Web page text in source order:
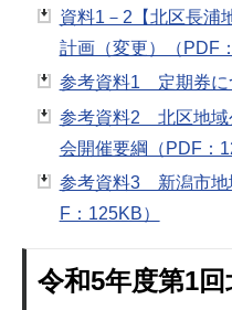
資料1－2【北区長浦
計画（変更）（PDF
参考資料1 定期券に
参考資料2 北区地域
会開催要綱（PDF：
参考資料3 新潟市地
F：125KB）
令和5年度第1